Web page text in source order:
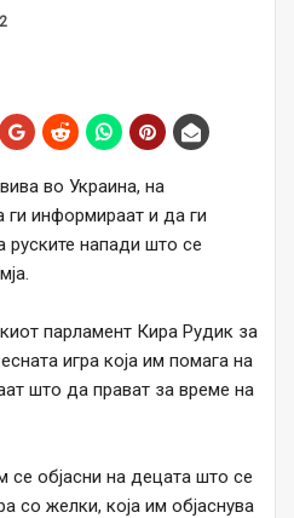
во Украина, на
ги информираат и да ги
руските напади што се
парламент Кира Рудик за
игра која им помага на
што да прават за време на
се објасни на децата што се
со желки, која им објаснува